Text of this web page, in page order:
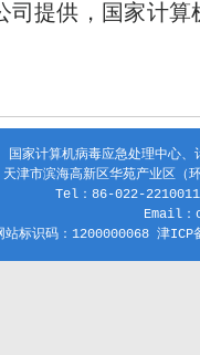
司提供，国家计
国家计算机病毒应急处理中心
天津市滨海高新区华苑产业区
Tel：86-022-
Email
站标识码：1200000068 津